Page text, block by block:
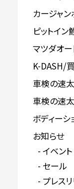
カージャ
ピットイ
マツダオ
K-DASH/
車検の速
車検の速
ボディーシ
お知らせ
イベント
セール
プレス